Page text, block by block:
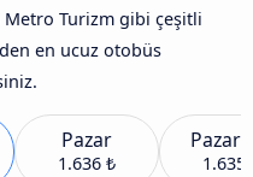
Metro Turizm gibi çeşitli
en ucuz otobüs
Pazar
1.636 ₺ 1.635